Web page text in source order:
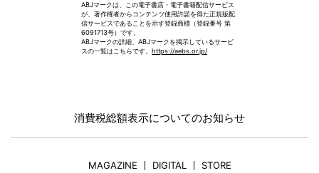
ABJマークは、この電子書店・電子書籍配信サービス
が、著作権者からコンテンツ使用許諾を得た正規版配
信サービスであることを示す登録商標（登録番号 第
6091713号）です。
ABJマークの詳細、ABJマークを掲示しているサービ
スの一覧はこちらです。 https://aebs.or.jp/
消費税総額表示についてのお知らせ
MAGAZINE DIGITAL
STORE